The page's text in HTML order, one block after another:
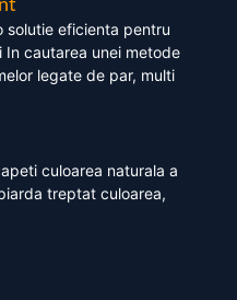
solutie eficienta pentru
In cautarea unei metode
legate de par, multi
culoarea naturala a
treptat culoarea,